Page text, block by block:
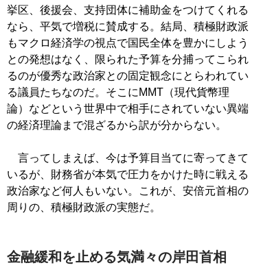
挙区、後援会、支持団体に補助金をつけてくれる
なら、平気で増税に賛成する。結局、積極財政派
もマクロ経済学の視点で国民全体を豊かにしよう
との発想はなく、限られた予算を分捕ってこられ
るのが優秀な政治家との固定観念にとらわれてい
る議員たちなのだ。そこにMMT（現代貨幣理
論）などという世界中で相手にされていない異端
の経済理論まで混ざるから訳が分からない。
言ってしまえば、今は予算目当てに寄ってきて
いるが、財務省が本気で圧力をかけた時に戦える
政治家など何人もいない。これが、安倍元首相の
周りの、積極財政派の実態だ。
金融緩和を止める気満々の岸田首相